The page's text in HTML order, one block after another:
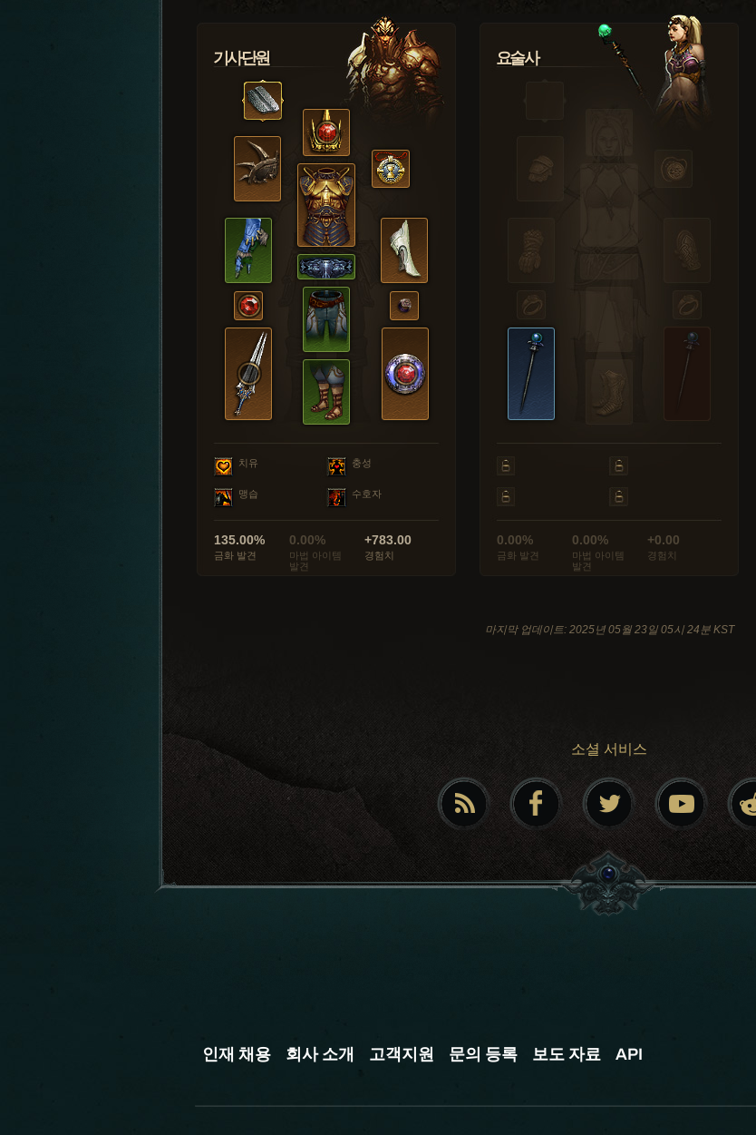
기사단원
치유 충성
맹습 수호자
135.00%
금화 발견
0.00%
마법 아이템
발견
+783.00
경험치
요술사
0.00%
금화 발견
0.00%
마법 아이템
발견
+0.00
경험치
마지막 업데이트: 2025년 05월 23일 05시 24분 KST
소셜 서비스